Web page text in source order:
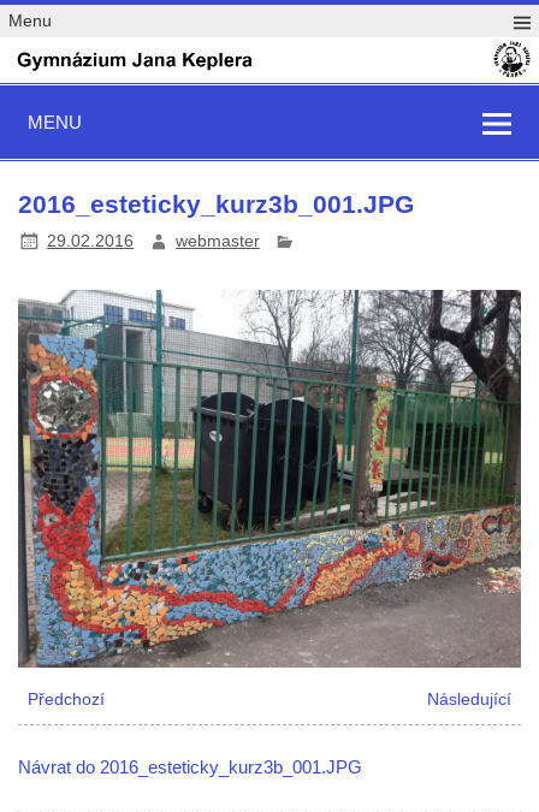
Menu
MENU
2016_esteticky_kurz3b_001.JPG
29.02.2016 webmaster
Předchozí Následující
Návrat do 2016_esteticky_kurz3b_001.JPG